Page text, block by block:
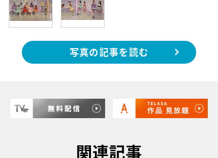
写真の記事を読む
関連記事